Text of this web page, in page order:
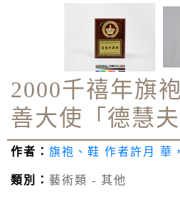
2000千禧年旗
善大使「德慧
作者： 旗袍、鞋 作者許月 華
類別： 藝術類 - 其他